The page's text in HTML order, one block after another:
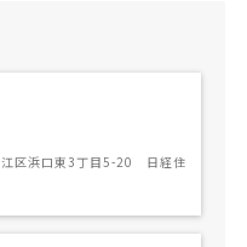
江区浜口東3丁目5-20 日経住